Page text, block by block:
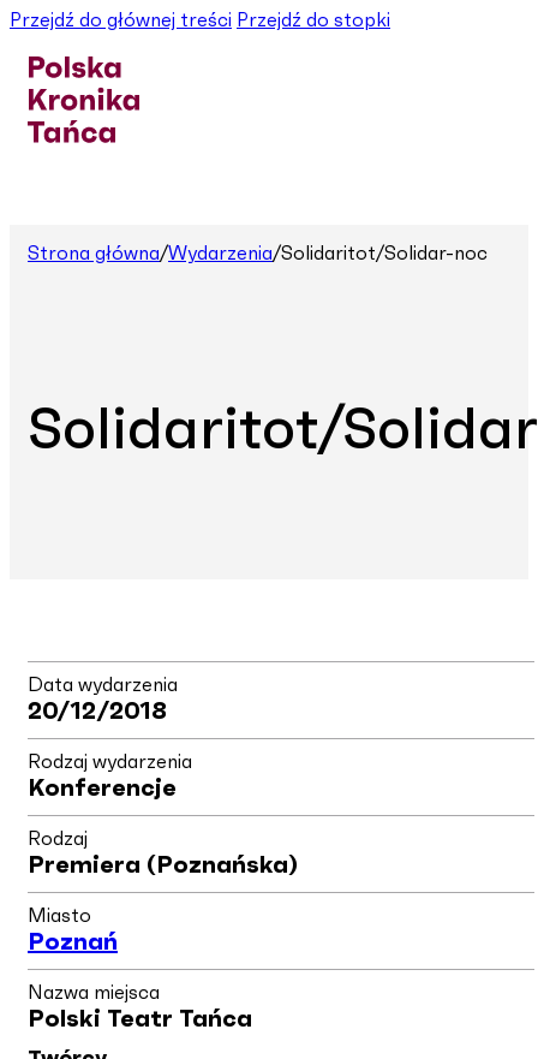
Przejdź do głównej treści Przejdź do stopki
Strona główna/Wydarzenia/Solidaritot/Solidar-noc
Solidaritot/
Data wydarzenia
20/12/2018
Rodzaj wydarzenia
Konferencje
Rodzaj
Premiera (poznańska)
Miasto
Poznań
Nazwa miejsca
Polski Teatr Tańca